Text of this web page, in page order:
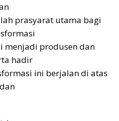
prasyarat utama bagi
menjadi produsen dan
hadir
ini berjalan di atas